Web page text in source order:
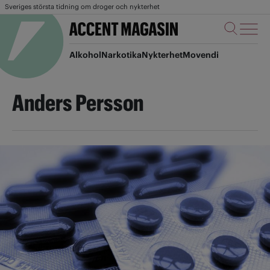
Sveriges största tidning om droger och nykterhet
AlkoholNarkotikaNykterhetMovendi
Anders Persson